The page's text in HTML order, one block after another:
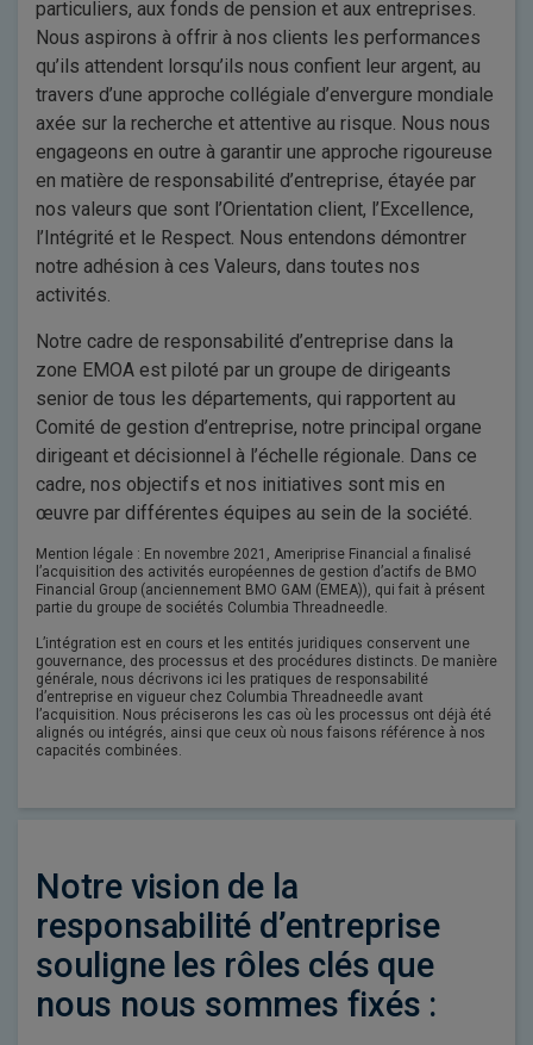
particuliers, aux fonds de pension et aux entreprises.
Nous aspirons à offrir à nos clients les performances
qu’ils attendent lorsqu’ils nous confient leur argent, au
travers d’une approche collégiale d’envergure mondiale
axée sur la recherche et attentive au risque. Nous nous
engageons en outre à garantir une approche rigoureuse
en matière de responsabilité d’entreprise, étayée par
nos valeurs que sont l’Orientation client, l’Excellence,
l’Intégrité et le Respect. Nous entendons démontrer
notre adhésion à ces Valeurs, dans toutes nos
activités.
Notre cadre de responsabilité d’entreprise dans la
zone EMOA est piloté par un groupe de dirigeants
senior de tous les départements, qui rapportent au
Comité de gestion d’entreprise, notre principal organe
dirigeant et décisionnel à l’échelle régionale. Dans ce
cadre, nos objectifs et nos initiatives sont mis en
œuvre par différentes équipes au sein de la société.
Mention légale : En novembre 2021, Ameriprise Financial a finalisé
l’acquisition des activités européennes de gestion d’actifs de BMO
Financial Group (anciennement BMO GAM (EMEA)), qui fait à présent
partie du groupe de sociétés Columbia Threadneedle.
L’intégration est en cours et les entités juridiques conservent une
gouvernance, des processus et des procédures distincts. De manière
générale, nous décrivons ici les pratiques de responsabilité
d’entreprise en vigueur chez Columbia Threadneedle avant
l’acquisition. Nous préciserons les cas où les processus ont déjà été
alignés ou intégrés, ainsi que ceux où nous faisons référence à nos
capacités combinées.
Notre vision de la
responsabilité d’entreprise
souligne les rôles clés que
nous nous sommes fixés :